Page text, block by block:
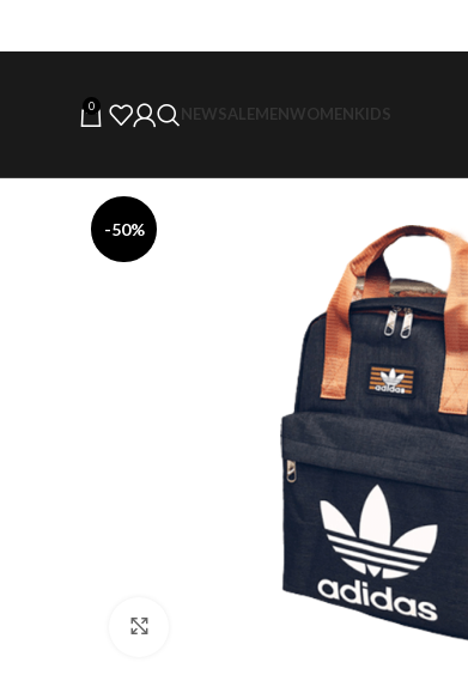
0 NEWSALEMENWOMENKIDS
-50%